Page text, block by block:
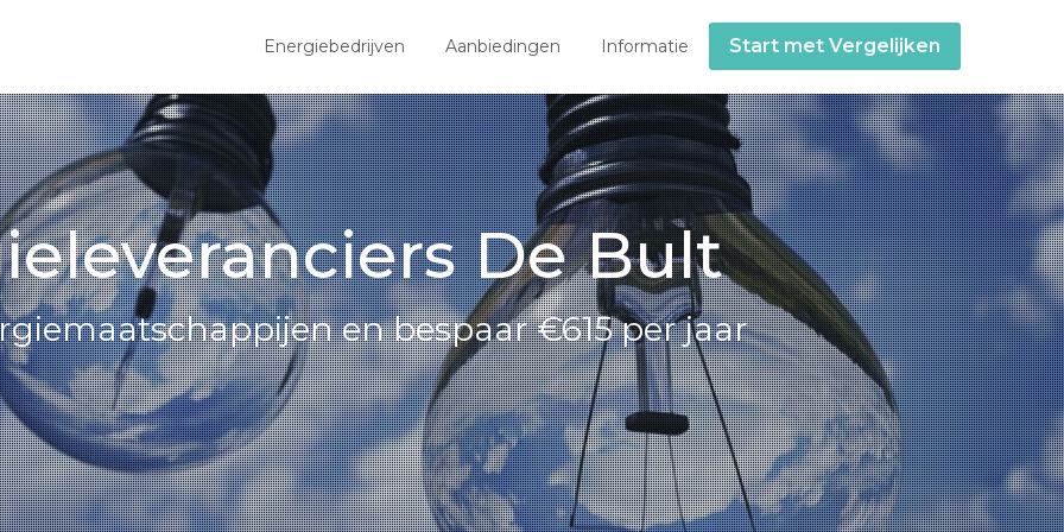
Energiebedrijven Aanbiedingen Informatie Start met Vergelijken
De Bult
en bespaar €615 per jaar